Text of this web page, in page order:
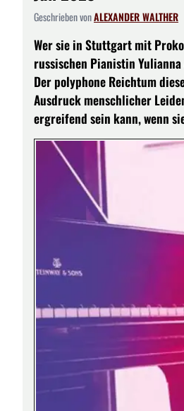
Geschrieben vonALEXANDER WALTHER
Wer sie in Stuttgart mit
russischen Pianistin
Der polyphone Reichtum
Ausdruck menschlicher
ergreifend sein kann, wenn